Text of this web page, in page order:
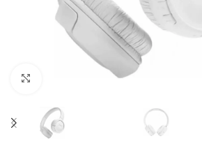
Böyütmək üçün klikləyin